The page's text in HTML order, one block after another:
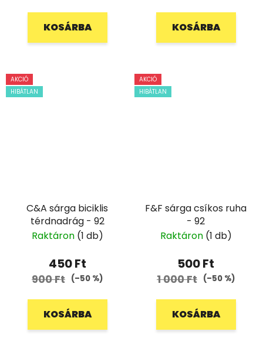
KOSÁRBA KOSÁRBA
AKCIÓ
HIBÁTLAN
C&A sárga biciklis
térdnadrág - 92
Raktáron (1 db)
450 Ft
900 Ft (–50 %)
KOSÁRBA
AKCIÓ
HIBÁTLAN
F&F sárga csíkos ruha
- 92
Raktáron (1 db)
500 Ft
1 000 Ft (–50 %)
KOSÁRBA